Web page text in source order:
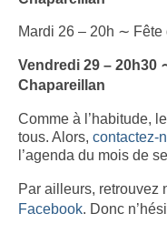
Mardi 26 – 20h ∼
Vendredi 29 – 20h30
Chapareillan
Comme à l’habitude,
tous. Alors, contactez-
l’agenda du mois de
Par ailleurs, retrouvez
Facebook. Donc